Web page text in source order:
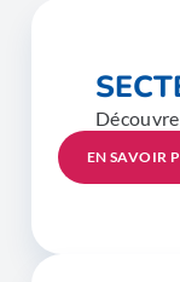
EN SAVOIR